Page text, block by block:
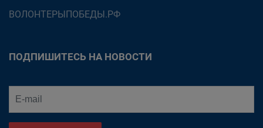
ВОЛОНТЕРЫПОБЕДЫ.РФ
ПОДПИШИТЕСЬ НА НОВОСТИ